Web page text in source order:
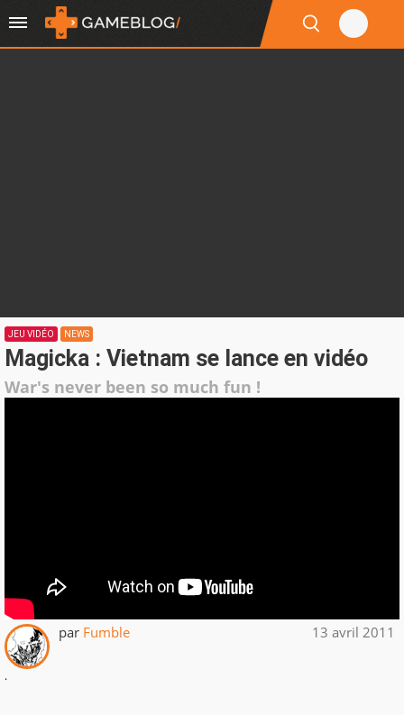
JEU VIDÉO NEWS
Magicka : Vietnam se lance en vidéo
War's never been so much fun !
par Fumble 13 avril 2011
.